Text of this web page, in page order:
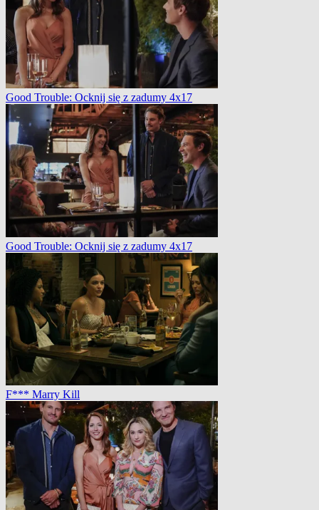
Good Trouble: Ocknij się z zadumy 4x17
Good Trouble: Ocknij się z zadumy 4x17
F*** Marry Kill